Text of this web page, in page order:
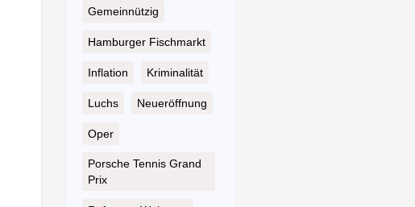
Gemeinnützig
Hamburger Fischmarkt
Inflation Kriminalität
Luchs Neueröffnung
Oper
Porsche Tennis Grand
Prix